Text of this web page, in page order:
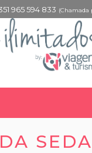
965 594 833 (Chamada